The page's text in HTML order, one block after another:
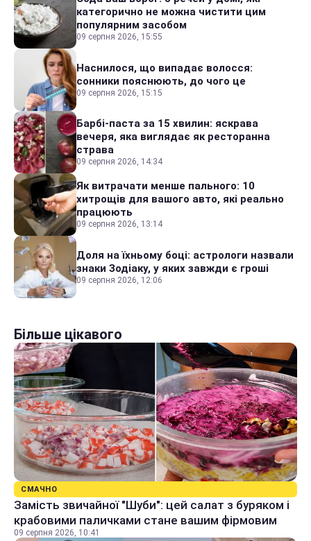
категорично не можна чистити цим
популярним засобом
09 серпня 2026, 15:55
Наснилося, що випадає волосся:
сонники пояснюють, до чого це
09 серпня 2026, 15:15
Барбі-паста за 15 хвилин: яскрава
вечеря, яка виглядає як ресторанна
страва
09 серпня 2026, 14:34
Як витрачати менше пального: 10
хитрощів для вашого авто, які реально
працюють
09 серпня 2026, 13:14
Доля на їхньому боці: астрологи назвали
знаки Зодіаку, у яких завжди є гроші
09 серпня 2026, 12:06
Більше цікавого
СМАЧНО
Замість звичайної "Шуби": цей салат з буряком і
крабовими паличками стане вашим фірмовим
09 серпня 2026, 10:41